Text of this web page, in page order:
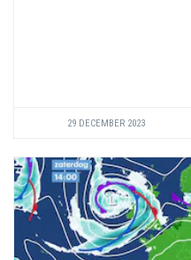
29 DECEMBER 2023